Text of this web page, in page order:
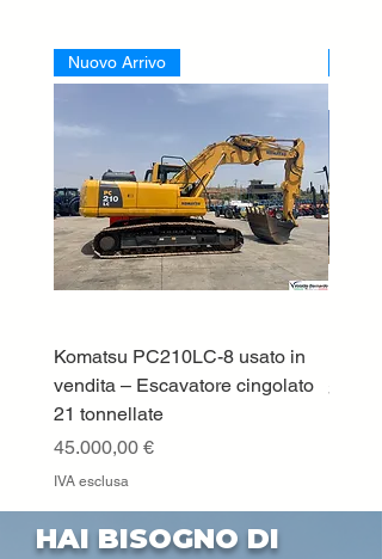
Nuovo Arrivo
Komatsu PC210LC-8 usato in
vendita – Escavatore cingolato
21 tonnellate
Prezzo
45.000,00 €
IVA esclusa
Prezzo
HAI BISOGNO DI